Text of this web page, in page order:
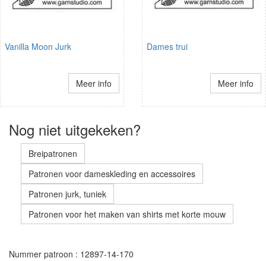
Vanilla Moon Jurk
Meer info
Dames trui
Meer info
Nog niet uitgekeken?
Breipatronen
Patronen voor dameskleding en accessoires
Patronen jurk, tuniek
Patronen voor het maken van shirts met korte mouw
Nummer patroon : 12897-14-170